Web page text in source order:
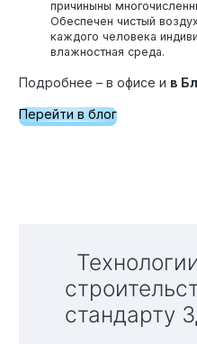
причиныны
Обеспечен чистый
каждого человека
влажностная среда.
Подробнее – в офисе и в
Перейти в блог
Технологии создания и
стандарту